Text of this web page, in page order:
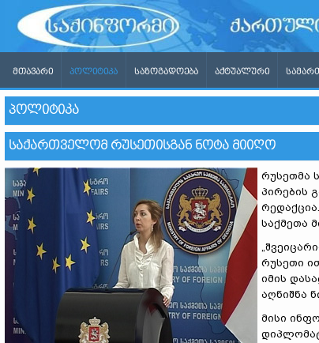
ᲛᲗᲐᲕᲐᲠᲘ ᲞᲝᲚᲘᲢᲘᲙᲐ ᲡᲐᲖᲝᲒᲐᲓᲝᲔᲑᲐ ᲐᲥᲢᲣᲐᲚᲣᲠᲘ
ᲞᲝᲚᲘᲢᲘᲙᲐ
ᲡᲐᲥᲐᲠᲗᲕᲔᲚᲝᲛ ᲠᲣᲡᲔᲗᲘᲡᲒᲐᲜ ᲜᲝᲢᲐ ᲛᲘᲘᲦᲝ
რუსეთმა
პირების
საქმეთა
რუსეთი
იმის
აღნიშნა
მისი